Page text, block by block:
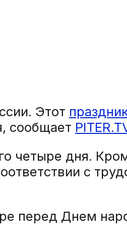
Этот
сообщает
четыре дня.
с
перед Днем